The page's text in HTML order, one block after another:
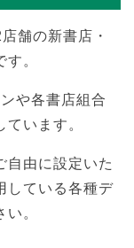
舗の新書店・
。
や各書店組合
います。
自由に設定いた
している各種デ
。